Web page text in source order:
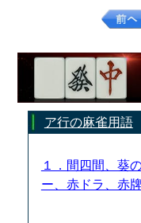
ア行の麻雀用語
１．間四間、葵
ー、赤ドラ、赤